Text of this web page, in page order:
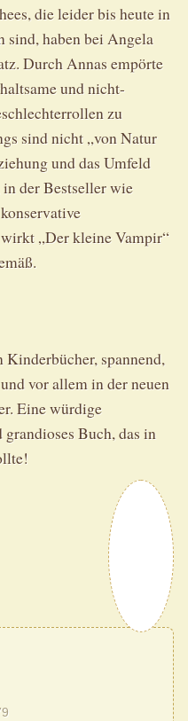
die leider bis heute in
haben bei Angela
Durch Annas empörte
und nicht-
zu
sind nicht „von Natur
und das Umfeld
der Bestseller wie
„Der kleine Vampir“
spannend,
vor allem in der neuen
Eine würdige
Buch, das in